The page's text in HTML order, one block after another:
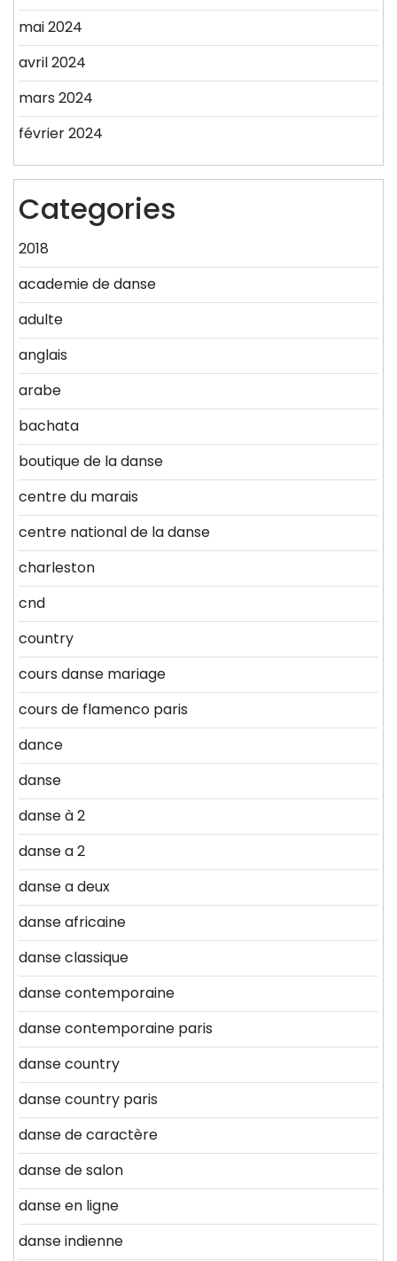
mai 2024
avril 2024
mars 2024
février 2024
Categories
2018
academie de danse
adulte
anglais
arabe
bachata
boutique de la danse
centre du marais
centre national de la danse
charleston
cnd
country
cours danse mariage
cours de flamenco paris
dance
danse
danse à 2
danse a 2
danse a deux
danse africaine
danse classique
danse contemporaine
danse contemporaine paris
danse country
danse country paris
danse de caractère
danse de salon
danse en ligne
danse indienne